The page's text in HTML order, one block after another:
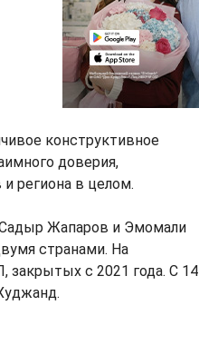
конструктивное
доверия,
региона в целом.
Жапаров и Эмомали
странами. На
закрытых с 2021 года. С 14